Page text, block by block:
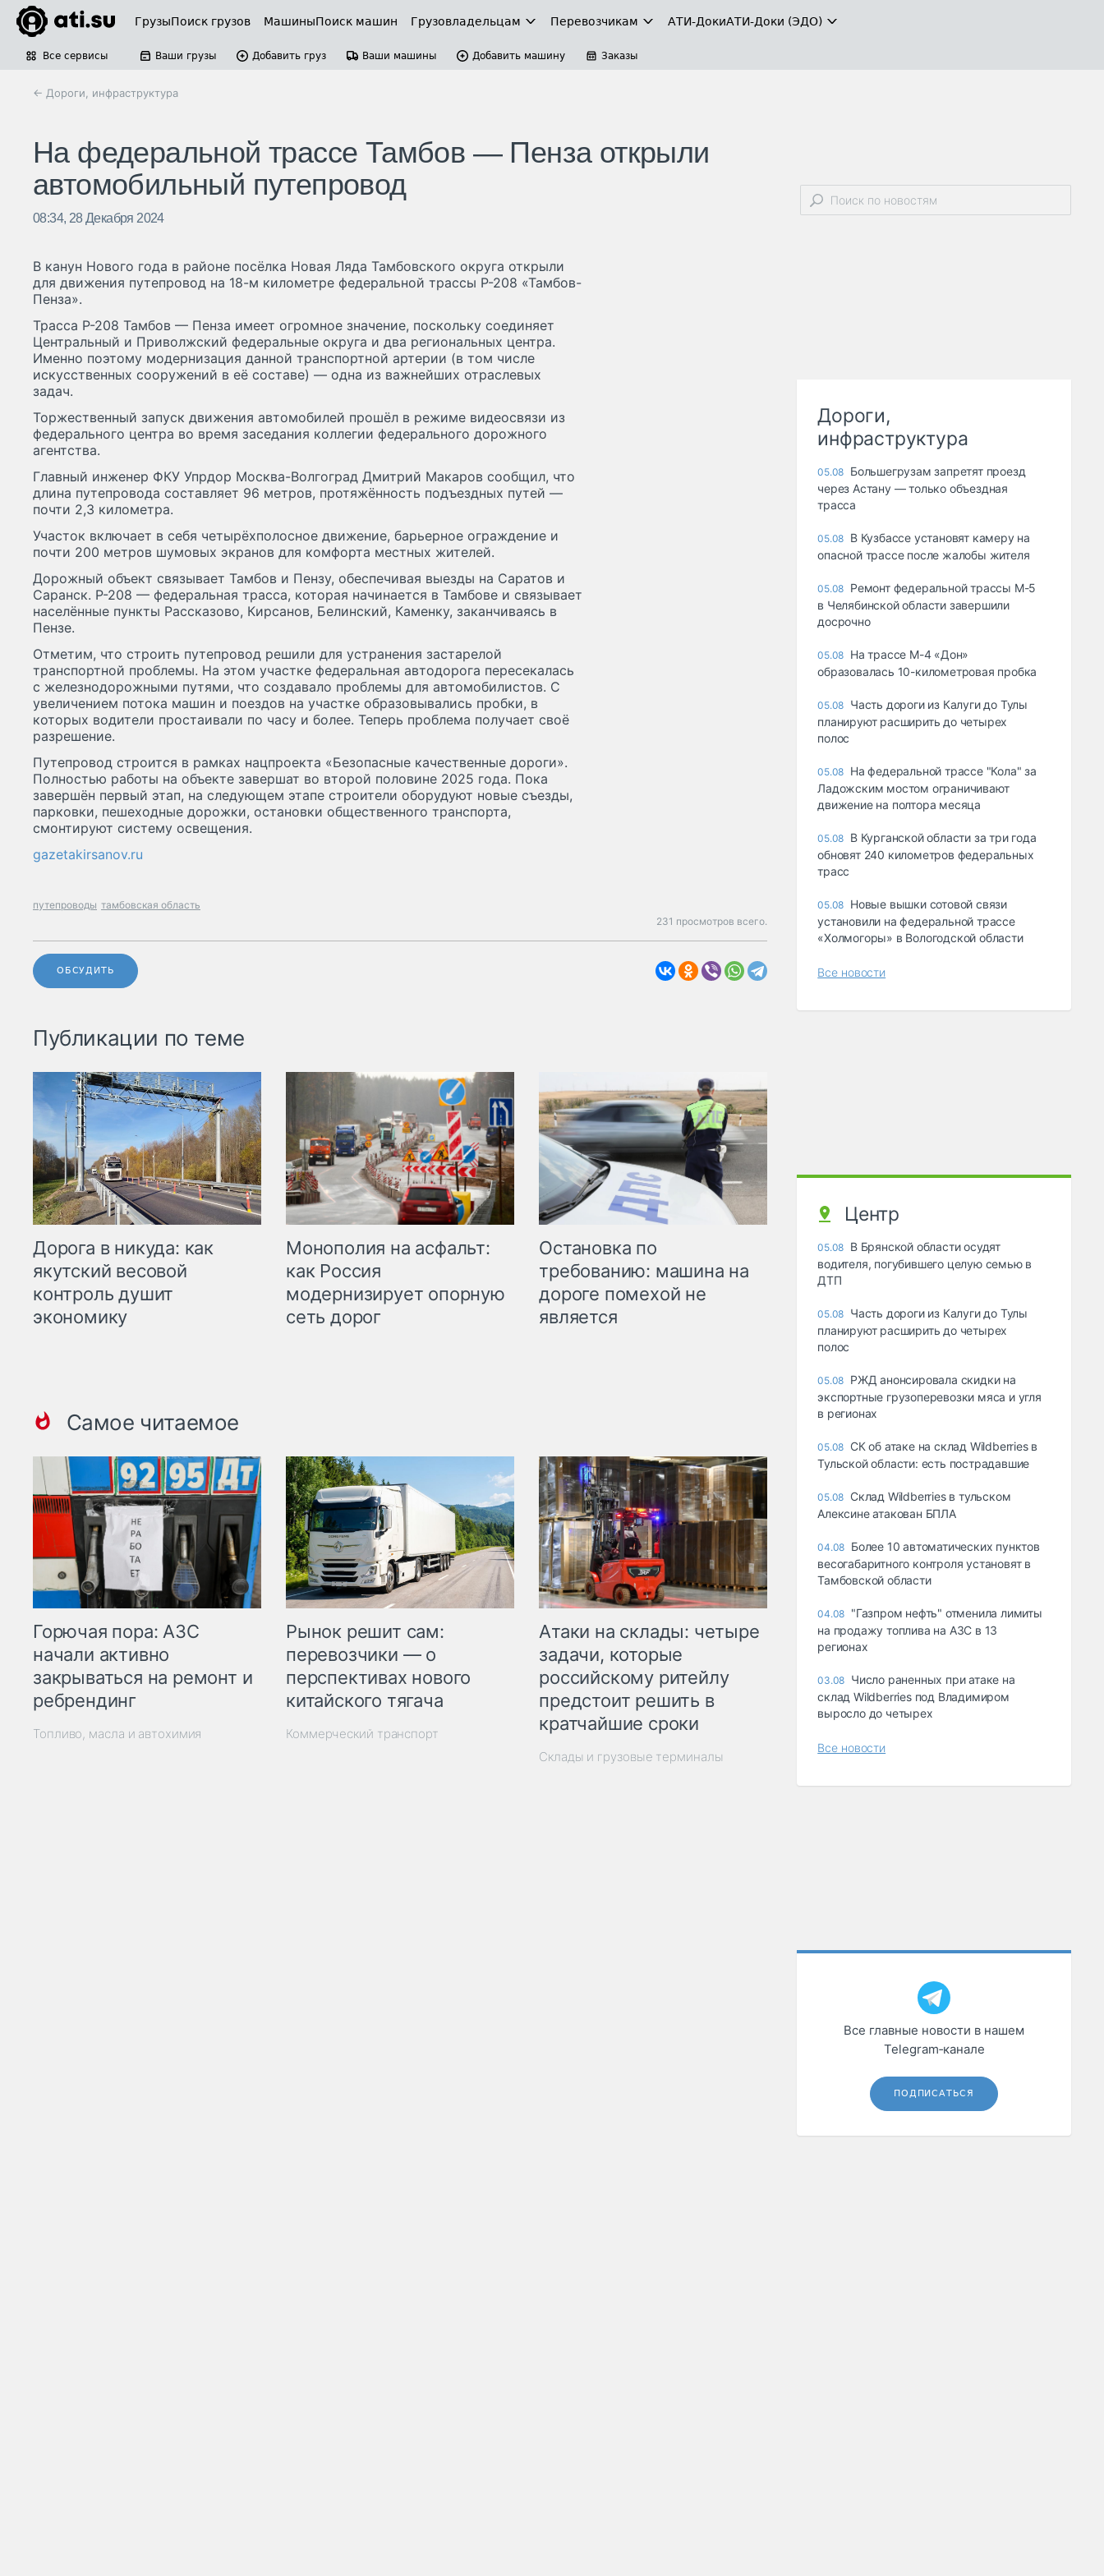
ГрузыПоиск грузов МашиныПоиск машин Грузовладельцам Перевозчикам АТИ-ДокиАТИ-Доки (ЭДО)
Все сервисы Ваши грузы Добавить груз Ваши машины Добавить машину Заказы
← Дороги, инфраструктура
На федеральной трассе Тамбов — Пенза открыли
автомобильный путепровод
08:34, 28 Декабря 2024
В канун Нового года в районе посёлка Новая Ляда Тамбовского округа открыли
для движения путепровод на 18-м километре федеральной трассы Р-208 «Тамбов-
Пенза».
Трасса Р-208 Тамбов — Пенза имеет огромное значение, поскольку соединяет
Центральный и Приволжский федеральные округа и два региональных центра.
Именно поэтому модернизация данной транспортной артерии (в том числе
искусственных сооружений в её составе) — одна из важнейших отраслевых
задач.
Торжественный запуск движения автомобилей прошёл в режиме видеосвязи из
федерального центра во время заседания коллегии федерального дорожного
агентства.
Главный инженер ФКУ Упрдор Москва-Волгоград Дмитрий Макаров сообщил, что
длина путепровода составляет 96 метров, протяжённость подъездных путей —
почти 2,3 километра.
Участок включает в себя четырёхполосное движение, барьерное ограждение и
почти 200 метров шумовых экранов для комфорта местных жителей.
Дорожный объект связывает Тамбов и Пензу, обеспечивая выезды на Саратов и
Саранск. Р-208 — федеральная трасса, которая начинается в Тамбове и связывает
населённые пункты Рассказово, Кирсанов, Белинский, Каменку, заканчиваясь в
Пензе.
Отметим, что строить путепровод решили для устранения застарелой
транспортной проблемы. На этом участке федеральная автодорога пересекалась
с железнодорожными путями, что создавало проблемы для автомобилистов. С
увеличением потока машин и поездов на участке образовывались пробки, в
которых водители простаивали по часу и более. Теперь проблема получает своё
разрешение.
Путепровод строится в рамках нацпроекта «Безопасные качественные дороги».
Полностью работы на объекте завершат во второй половине 2025 года. Пока
завершён первый этап, на следующем этапе строители оборудуют новые съезды,
парковки, пешеходные дорожки, остановки общественного транспорта,
смонтируют систему освещения.
gazetakirsanov.ru
путепроводы тамбовская область
231 просмотров всего.
ОБСУДИТЬ
Публикации по теме
Дорога в никуда: как
якутский весовой
контроль душит
экономику
Монополия на асфальт:
как Россия
модернизирует опорную
сеть дорог
Остановка по
требованию: машина на
дороге помехой не
является
Самое читаемое
Горючая пора: АЗС
начали активно
закрываться на ремонт и
ребрендинг
Топливо, масла и автохимия
Рынок решит сам:
перевозчики — о
перспективах нового
китайского тягача
Коммерческий транспорт
Атаки на склады: четыре
задачи, которые
российскому ритейлу
предстоит решить в
кратчайшие сроки
Склады и грузовые терминалы
Дороги,
инфраструктура
05.08 Большегрузам запретят проезд
через Астану — только объездная
трасса
05.08 В Кузбассе установят камеру на
опасной трассе после жалобы жителя
05.08 Ремонт федеральной трассы М-5
в Челябинской области завершили
досрочно
05.08 На трассе М-4 «Дон»
образовалась 10-километровая пробка
05.08 Часть дороги из Калуги до Тулы
планируют расширить до четырех
полос
05.08 На федеральной трассе "Кола" за
Ладожским мостом ограничивают
движение на полтора месяца
05.08 В Курганской области за три года
обновят 240 километров федеральных
трасс
05.08 Новые вышки сотовой связи
установили на федеральной трассе
«Холмогоры» в Вологодской области
Все новости
Центр
05.08 В Брянской области осудят
водителя, погубившего целую семью в
ДТП
05.08 Часть дороги из Калуги до Тулы
планируют расширить до четырех
полос
05.08 РЖД анонсировала скидки на
экспортные грузоперевозки мяса и угля
в регионах
05.08 СК об атаке на склад Wildberries в
Тульской области: есть пострадавшие
05.08 Склад Wildberries в тульском
Алексине атакован БПЛА
04.08 Более 10 автоматических пунктов
весогабаритного контроля установят в
Тамбовской области
04.08 "Газпром нефть" отменила лимиты
на продажу топлива на АЗС в 13
регионах
03.08 Число раненных при атаке на
склад Wildberries под Владимиром
выросло до четырех
Все новости
Все главные новости в нашем
Telegram‑канале
ПОДПИСАТЬСЯ